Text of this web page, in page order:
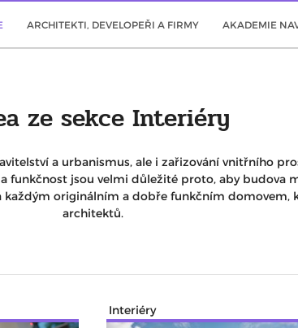
ARCHITEKTI, DEVELOPEŘI A FIRMY AKADEMIE
ze sekce Interiéry
a urbanismus, ale i zařizování vnitřního
funkčnost jsou velmi důležité proto, aby budova
originálním a dobře funkčním domovem,
architektů.
Interiéry